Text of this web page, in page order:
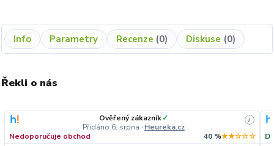
Info Parametry Recenze 0 Diskuse 0
Řekli o nás
Ověřený zákazník✓
Přidáno 6. srpna · Heureka.cz
i
Nedoporučuje obchod 40 %★★☆☆☆